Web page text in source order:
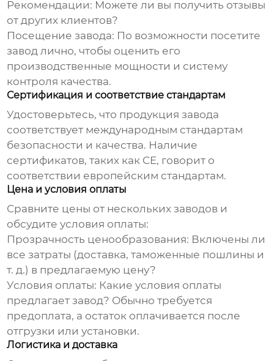
Рекомендации: Можете ли вы получить отзывы
от других клиентов?
Посещение завода: По возможности посетите
завод лично, чтобы оценить его
производственные мощности и систему
контроля качества.
Сертификация и соответствие стандартам
Удостоверьтесь, что продукциязавода
соответствует международным стандартам
безопасности и качества. Наличие
сертификатов, таких как CE, говорит о
соответствии европейским стандартам.
Цена и условия оплаты
Сравните цены от несколькихзаводов и
обсудите условия оплаты:
Прозрачность ценообразования: Включены ли
все затраты (доставка, таможенные пошлины и
т. д.) в предлагаемую цену?
Условия оплаты: Какие условия оплаты
предлагаетзавод? Обычно требуется
предоплата, а остаток оплачивается после
отгрузки или установки.
Логистика и доставка